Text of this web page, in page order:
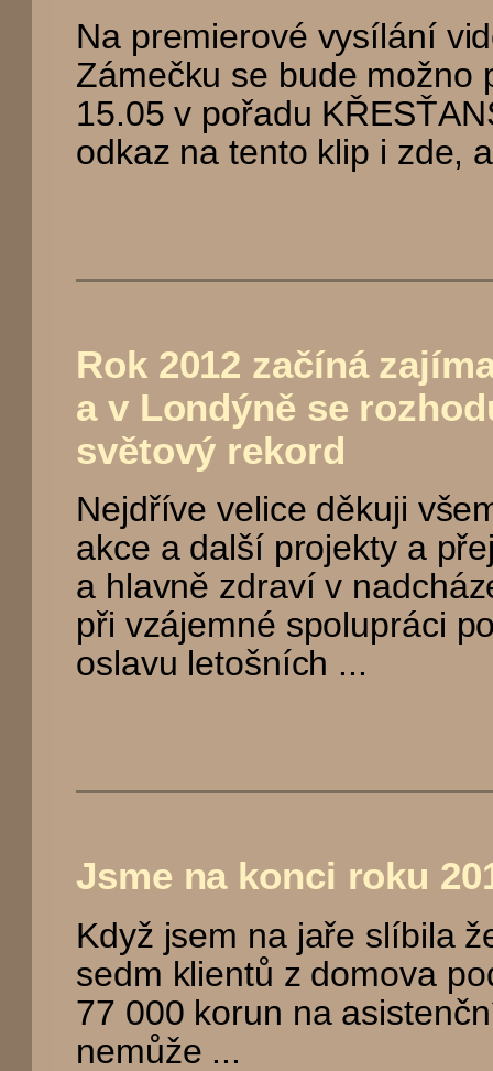
Na premierové vysílání
Zámečku se bude možno
15.05 v pořadu
odkaz na tento klip i zde,
Rok 2012 začíná
a v Londýně se
světový rekord
Nejdříve velice děkuji
akce a další projekty a
a hlavně zdraví v
při vzájemné spolupráci
oslavu letošních ...
Jsme na konci roku
Když jsem na jaře slíbila
sedm klientů z domova
77 000 korun na
nemůže ...